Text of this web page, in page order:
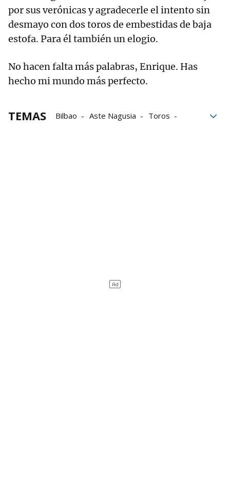
por sus verónicas y agradecerle el intento sin
desmayo con dos toros de embestidas de baja
estofa. Para él también un elogio.
No hacen falta más palabras, Enrique. Has
hecho mi mundo más perfecto.
TEMAS Bilbao Aste Nagusia
Toros